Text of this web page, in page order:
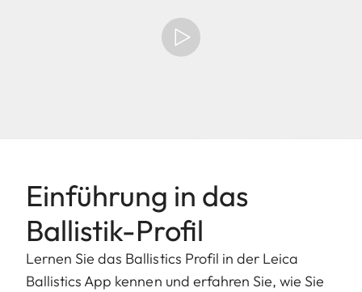
Einführung in das
Ballistik-Profil
Lernen Sie das Ballistics Profil in der Leica
Ballistics App kennen und erfahren Sie, wie Sie